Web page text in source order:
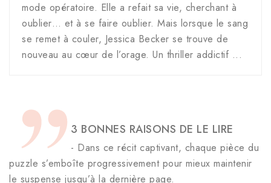
mode opératoire. Elle a refait sa vie, cherchant à
oublier… et à se faire oublier. Mais lorsque le sang
se remet à couler, Jessica Becker se trouve de
nouveau au cœur de l’orage. Un thriller addictif ...
3 BONNES RAISONS DE LE LIRE
- Dans ce récit captivant, chaque pièce du
puzzle s’emboîte progressivement pour mieux maintenir
le suspense jusqu’à la dernière page.